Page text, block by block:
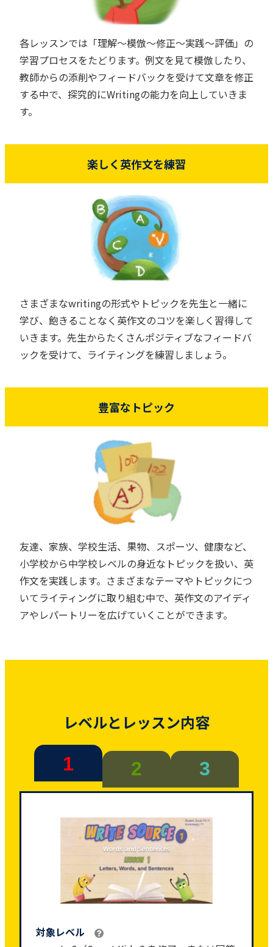
各レッスンでは「理解～模倣～修正～実践～評価」の
学習プロセスをたどります。例文を見て模倣したり、
教師からの添削やフィードバックを受けて文章を修正
する中で、探究的にWritingの能力を向上していきま
す。
楽しく英作文を練習
さまざまなwritingの形式やトピックを先生と一緒に
学び、飽きることなく英作文のコツを楽しく習得して
いきます。先生からたくさんポジティブなフィードバ
ックを受けて、ライティングを練習しましょう。
豊富なトピック
友達、家族、学校生活、果物、スポーツ、健康など、
小学校から中学校レベルの身近なトピックを扱い、英
作文を実践します。さまざまなテーマやトピックにつ
いてライティングに取り組む中で、英作文のアイディ
アやレパートリーを広げていくことができます。
レベルとレッスン内容
1 2 3
対象レベル